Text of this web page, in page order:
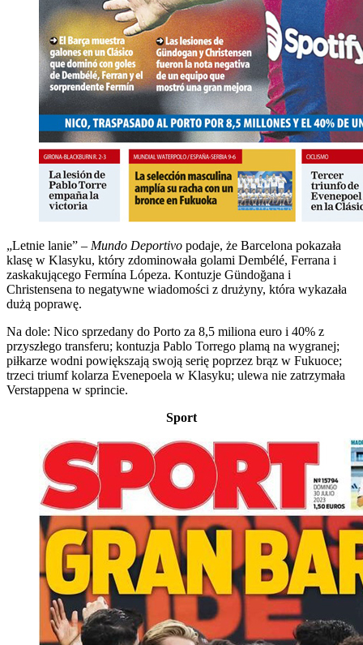
„Letnie lanie” – Mundo Deportivo podaje, że Barcelona pokazała
klasę w Klasyku, który zdominowała golami Dembélé, Ferrana i
zaskakującego Fermína Lópeza. Kontuzje Gündoğana i
Christensena to negatywne wiadomości z drużyny, która wykazała
dużą poprawę.
Na dole: Nico sprzedany do Porto za 8,5 miliona euro i 40% z
przyszłego transferu; kontuzja Pablo Torrego plamą na wygranej;
piłkarze wodni powiększają swoją serię poprzez brąz w Fukuoce;
trzeci triumf kolarza Evenepoela w Klasyku; ulewa nie zatrzymała
Verstappena w sprincie.
Sport